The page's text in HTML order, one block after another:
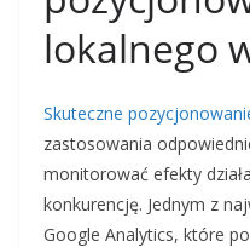
lokalnego
Skuteczne
zastosowania
monitorować efekty
konkurencję. Jednym z
Google Analytics, które